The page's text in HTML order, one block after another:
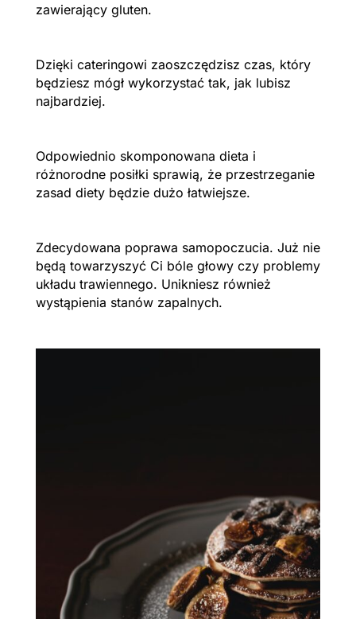
zawierający gluten.
Dzięki cateringowi zaoszczędzisz czas, który
będziesz mógł wykorzystać tak, jak lubisz
najbardziej.
Odpowiednio skomponowana dieta i
różnorodne posiłki sprawią, że przestrzeganie
zasad diety będzie dużo łatwiejsze.
Zdecydowana poprawa samopoczucia. Już nie
będą towarzyszyć Ci bóle głowy czy problemy
układu trawiennego. Unikniesz również
wystąpienia stanów zapalnych.